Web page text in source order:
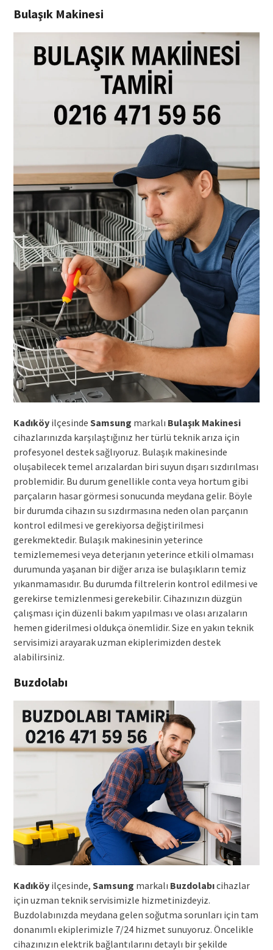
Bulaşık Makinesi
Kadıköyilçesinde Samsung markalı Bulaşık Makinesi
cihazlarınızda karşılaştığınız her türlü teknik arıza için
profesyonel destek sağlıyoruz. Bulaşık makinesinde
oluşabilecek temel arızalardan biri suyun dışarı sızdırılması
problemidir. Bu durum genellikle conta veya hortum gibi
parçaların hasar görmesi sonucunda meydana gelir. Böyle
bir durumda cihazın su sızdırmasına neden olan parçanın
kontrol edilmesi ve gerekiyorsa değiştirilmesi
gerekmektedir. Bulaşık makinesinin yeterince
temizlememesi veya deterjanın yeterince etkili olmaması
durumunda yaşanan bir diğer arıza ise bulaşıkların temiz
yıkanmamasıdır. Bu durumda filtrelerin kontrol edilmesi ve
gerekirse temizlenmesi gerekebilir. Cihazınızın düzgün
çalışması için düzenli bakım yapılması ve olası arızaların
hemen giderilmesi oldukça önemlidir. Size en yakın teknik
servisimizi arayarak uzman ekiplerimizden destek
alabilirsiniz.
Buzdolabı
Kadıköyilçesinde, Samsung markalı Buzdolabıcihazlar
için uzman teknik servisimizle hizmetinizdeyiz.
Buzdolabınızda meydana gelen soğutma sorunları için tam
donanımlı ekiplerimizle 7/24 hizmet sunuyoruz. Öncelikle
cihazınızın elektrik bağlantılarını detaylı bir şekilde